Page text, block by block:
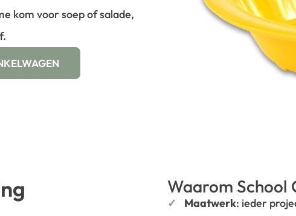
kom voor soep of salade,
Waarom School
Maatwerk: ieder